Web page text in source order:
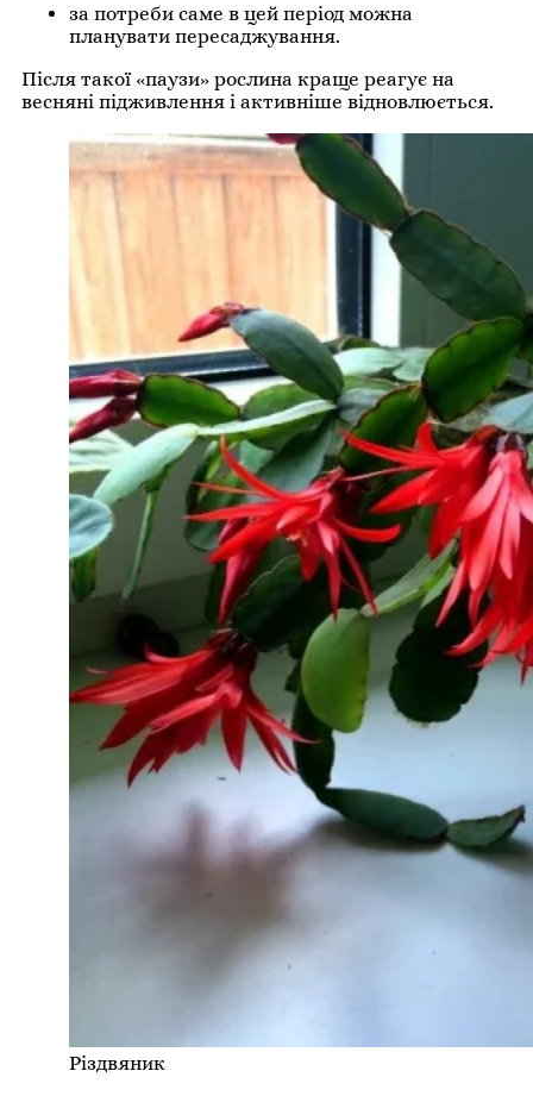
за потреби саме в цей період можна
планувати пересаджування.
Після такої «паузи» рослина краще реагує на
весняні підживлення і активніше відновлюється.
Різдвяник